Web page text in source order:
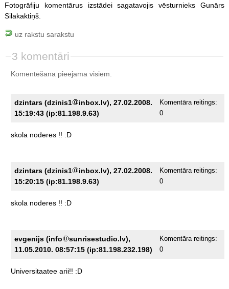
Fotogrāfiju komentārus izstādei sagatavojis vēsturnieks Gunārs
Silakaktiņš.
uz rakstu sarakstu
3 komentāri
Komentēšana pieejama visiem.
dzintars (dzinis1
inbox.lv), 27.02.2008.
15:19:43 (ip:81.198.9.63)
Komentāra reitings:
0
skola noderes !! :D
dzintars (dzinis1
inbox.lv), 27.02.2008.
15:20:15 (ip:81.198.9.63)
Komentāra reitings:
0
skola noderes !! :D
evgenijs (info
sunrisestudio.lv),
11.05.2010. 08:57:15 (ip:81.198.232.198)
Komentāra reitings:
0
Universitaatee arii!! :D